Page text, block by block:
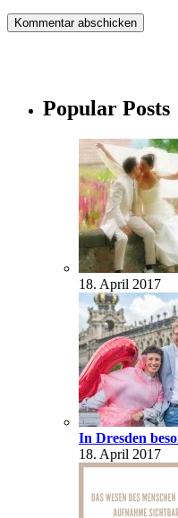
Popular Posts
18. April 2017
In Dresden
18. April 2017